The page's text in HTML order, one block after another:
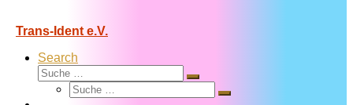
Trans-Ident e.V.
Search
Suche
Suche
Suche
Suche